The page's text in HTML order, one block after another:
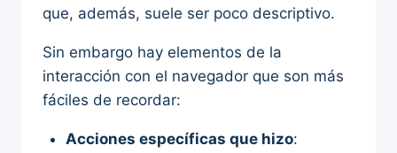
que, además, suele ser poco descriptivo.
Sin embargo hay elementos de la
interacción con el navegador que son más
fáciles de recordar:
Acciones específicas que hizo: